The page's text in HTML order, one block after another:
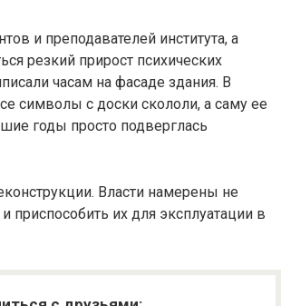
и преподавателей института, а
резкий прирост психических
часам на фасаде здания. В
символы с доски скололи, а саму ее
годы просто подверглась
Власти намерены не
приспособить их для эксплуатации в